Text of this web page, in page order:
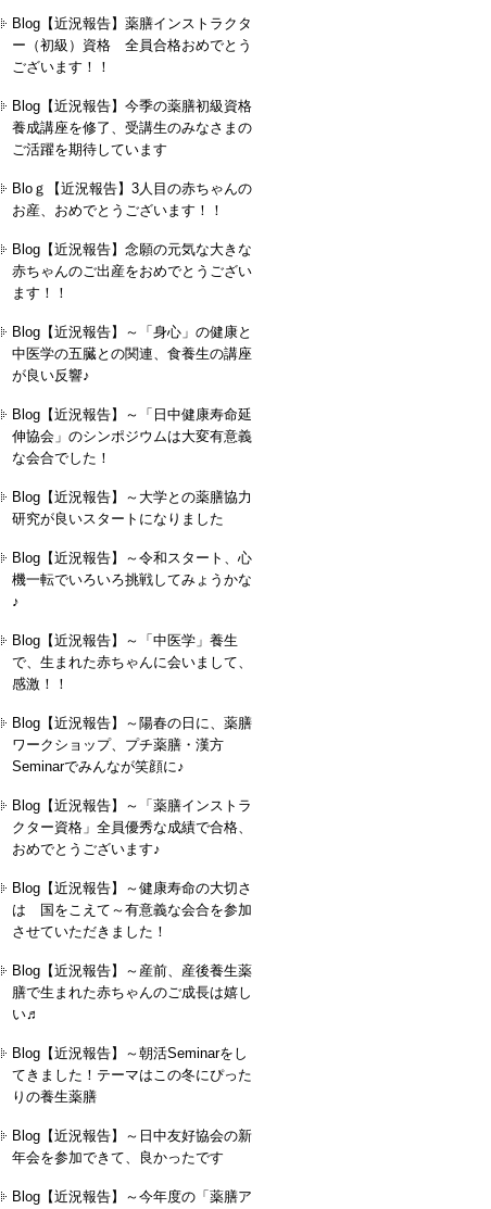
Blog【近況報告】薬膳インストラクタ
ー（初級）資格 全員合格おめでとう
ございます！！
Blog【近況報告】今季の薬膳初級資格
養成講座を修了、受講生のみなさまの
ご活躍を期待しています
Bloｇ【近況報告】3人目の赤ちゃんの
お産、おめでとうございます！！
Blog【近況報告】念願の元気な大きな
赤ちゃんのご出産をおめでとうござい
ます！！
Blog【近況報告】～「身心」の健康と
中医学の五臓との関連、食養生の講座
が良い反響♪
Blog【近況報告】～「日中健康寿命延
伸協会」のシンポジウムは大変有意義
な会合でした！
Blog【近況報告】～大学との薬膳協力
研究が良いスタートになりました
Blog【近況報告】～令和スタート、心
機一転でいろいろ挑戦してみょうかな
♪
Blog【近況報告】～「中医学」養生
で、生まれた赤ちゃんに会いまして、
感激！！
Blog【近況報告】～陽春の日に、薬膳
ワークショップ、プチ薬膳・漢方
Seminarでみんなが笑顔に♪
Blog【近況報告】～「薬膳インストラ
クター資格」全員優秀な成績で合格、
おめでとうございます♪
Blog【近況報告】～健康寿命の大切さ
は 国をこえて～有意義な会合を参加
させていただきました！
Blog【近況報告】～産前、産後養生薬
膳で生まれた赤ちゃんのご成長は嬉し
い♬
Blog【近況報告】～朝活Seminarをし
てきました！テーマはこの冬にぴった
りの養生薬膳
Blog【近況報告】～日中友好協会の新
年会を参加できて、良かったです
Blog【近況報告】～今年度の「薬膳ア